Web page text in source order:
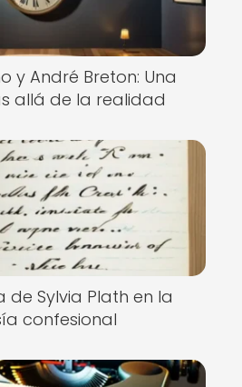
y André Breton: Una
allá de la realidad
de Sylvia Plath en la
confesional